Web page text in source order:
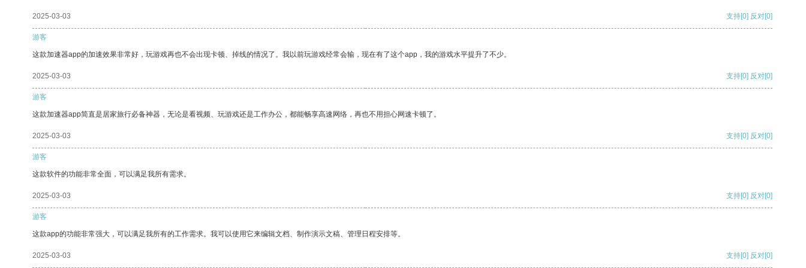
2025-03-03 支持[0] 反对[0]
游客
这款加速器app的加速效果非常好，玩游戏再也不会出现卡顿、掉线的情况了。我以前玩游戏经常会输，现在有了这个app，我的游戏水平提升了不少。
2025-03-03 支持[0] 反对[0]
游客
这款加速器app简直是居家旅行必备神器，无论是看视频、玩游戏还是工作办公，都能畅享高速网络，再也不用担心网速卡顿了。
2025-03-03 支持[0] 反对[0]
游客
这款软件的功能非常全面，可以满足我所有需求。
2025-03-03 支持[0] 反对[0]
游客
这款app的功能非常强大，可以满足我所有的工作需求。我可以使用它来编辑文档、制作演示文稿、管理日程安排等。
2025-03-03 支持[0] 反对[0]